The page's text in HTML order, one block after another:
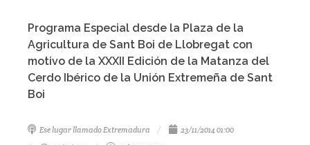
Programa Especial desde la Plaza de la
Agricultura de Sant Boi de Llobregat con
motivo de la XXXII Edición de la Matanza del
Cerdo Ibérico de la Unión Extremeña de Sant
Boi
Ese lugar llamado Extremadura
23/11/2014 01:00